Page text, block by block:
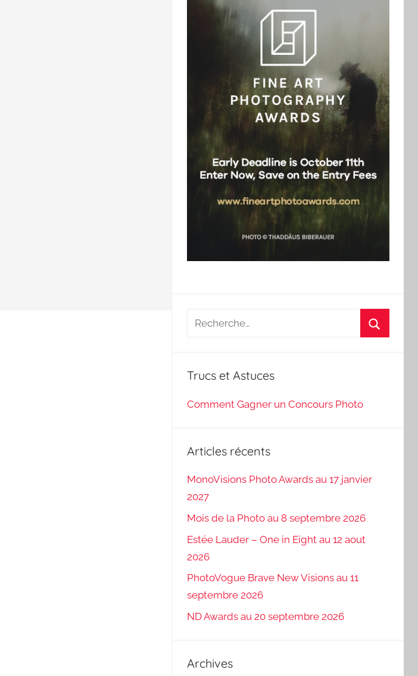
Recherche
Trucs et Astuces
Comment Gagner un Concours Photo
Articles récents
MonoVisions Photo Awards au 17 janvier
2027
Mois de la Photo au 8 septembre 2026
Estée Lauder – One in Eight au 12 aout
2026
PhotoVogue Brave New Visions au 11
septembre 2026
ND Awards au 20 septembre 2026
Archives